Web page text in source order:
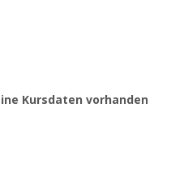
Kursdaten vorhanden